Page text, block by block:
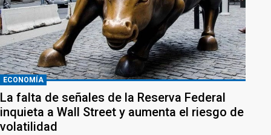
ECONOMÍA
La falta de señales de la Reserva Federal
inquieta a Wall Street y aumenta el riesgo de
volatilidad